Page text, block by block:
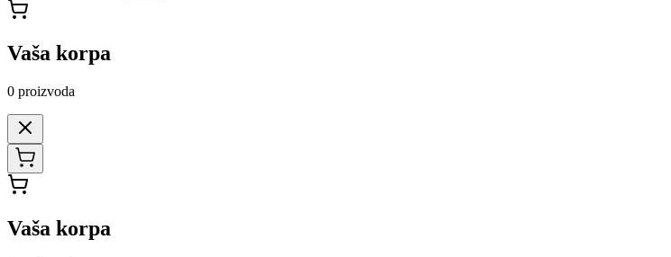
Vaša korpa
0 proizvoda
Vaša korpa